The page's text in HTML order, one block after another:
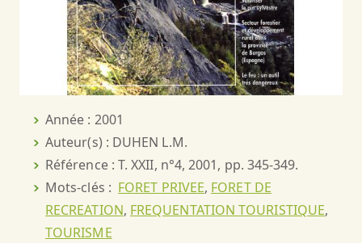
Année : 2001
Auteur(s) : DUHEN L.M.
Référence : T. XXII, n°4, 2001, pp. 345-349.
Mots-clés : FORET PRIVEE, FORET DE
RECREATION, FREQUENTATION TOURISTIQUE,
TOURISME